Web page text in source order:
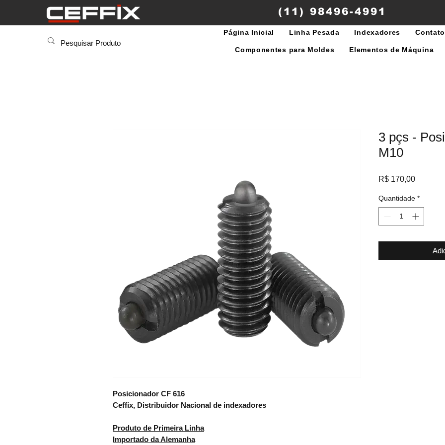
(11) 98496-4991
Página Inicial Linha Pesada Indexadores Contato
Componentes para Moldes Elementos de Máquina
Posicionador CF 616
Ceffix, Distribuidor Nacional de indexadores
Produto de Primeira Linha
Importado da Alemanha
3 pçs -
M10
R$ 170,00Preço
Quantidade *